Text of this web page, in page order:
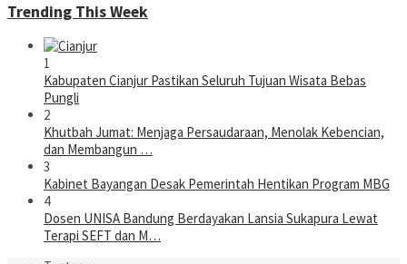
Trending This Week
1
Kabupaten Cianjur Pastikan Seluruh Tujuan Wisata Bebas
Pungli
2
Khutbah Jumat: Menjaga Persaudaraan, Menolak Kebencian,
dan Membangun …
3
Kabinet Bayangan Desak Pemerintah Hentikan Program MBG
4
Dosen UNISA Bandung Berdayakan Lansia Sukapura Lewat
Terapi SEFT dan M…